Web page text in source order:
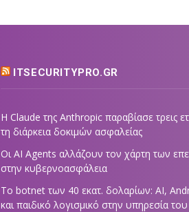
ITSECURITYPRO.GR
Η Claude της Anthropic παραβίασε τρεις
τη διάρκεια δοκιμών ασφαλείας
Οι AI Agents αλλάζουν τον χάρτη των
στην κυβερνοασφάλεια
Το botnet των 40 εκατ. δολαρίων: AI,
και παιδικό λογισμικό στην υπηρεσία του